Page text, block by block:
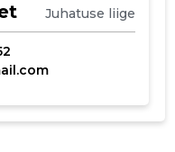
Juhatuse liige